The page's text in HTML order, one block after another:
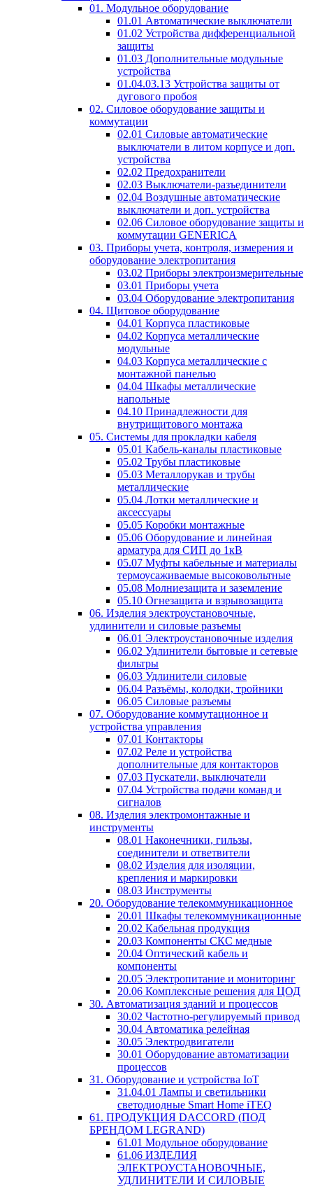
01. Модульное оборудование
01.01 Автоматические выключатели
01.02 Устройства дифференциальной
защиты
01.03 Дополнительные модульные
устройства
01.04.03.13 Устройства защиты от
дугового пробоя
02. Силовое оборудование защиты и
коммутации
02.01 Силовые автоматические
выключатели в литом корпусе и доп.
устройства
02.02 Предохранители
02.03 Выключатели-разъединители
02.04 Воздушные автоматические
выключатели и доп. устройства
02.06 Силовое оборудование защиты и
коммутации GENERICA
03. Приборы учета, контроля, измерения и
оборудование электропитания
03.02 Приборы электроизмерительные
03.01 Приборы учета
03.04 Оборудование электропитания
04. Щитовое оборудование
04.01 Корпуса пластиковые
04.02 Корпуса металлические
модульные
04.03 Корпуса металлические с
монтажной панелью
04.04 Шкафы металлические
напольные
04.10 Принадлежности для
внутрищитового монтажа
05. Системы для прокладки кабеля
05.01 Кабель-каналы пластиковые
05.02 Трубы пластиковые
05.03 Металлорукав и трубы
металлические
05.04 Лотки металлические и
аксессуары
05.05 Коробки монтажные
05.06 Оборудование и линейная
арматура для СИП до 1кВ
05.07 Муфты кабельные и материалы
термоусаживаемые высоковольтные
05.08 Молниезащита и заземление
05.10 Огнезащита и взрывозащита
06. Изделия электроустановочные,
удлинители и силовые разъемы
06.01 Электроустановочные изделия
06.02 Удлинители бытовые и сетевые
фильтры
06.03 Удлинители силовые
06.04 Разъёмы, колодки, тройники
06.05 Силовые разъемы
07. Оборудование коммутационное и
устройства управления
07.01 Контакторы
07.02 Реле и устройства
дополнительные для контакторов
07.03 Пускатели, выключатели
07.04 Устройства подачи команд и
сигналов
08. Изделия электромонтажные и
инструменты
08.01 Наконечники, гильзы,
соединители и ответвители
08.02 Изделия для изоляции,
крепления и маркировки
08.03 Инструменты
20. Оборудование телекоммуникационное
20.01 Шкафы телекоммуникационные
20.02 Кабельная продукция
20.03 Компоненты СКС медные
20.04 Оптический кабель и
компоненты
20.05 Электропитание и мониторинг
20.06 Комплексные решения для ЦОД
30. Автоматизация зданий и процессов
30.02 Частотно-регулируемый привод
30.04 Автоматика релейная
30.05 Электродвигатели
30.01 Оборудование автоматизации
процессов
31. Оборудование и устройства IoT
31.04.01 Лампы и светильники
светодиодные Smart Home iTEQ
61. ПРОДУКЦИЯ DACCORD (ПОД
БРЕНДОМ LEGRAND)
61.01 Модульное оборудование
61.06 ИЗДЕЛИЯ
ЭЛЕКТРОУСТАНОВОЧНЫЕ,
УДЛИНИТЕЛИ И СИЛОВЫЕ